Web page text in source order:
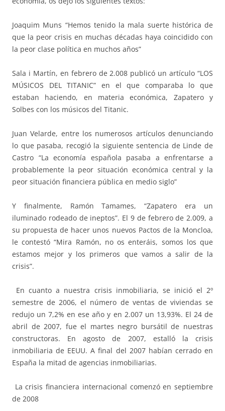
Joaquim Muns “Hemos tenido la mala suerte histórica de
que la peor crisis en muchas décadas haya coincidido con
la peor clase política en muchos años”
Sala i Martín, en febrero de 2.008 publicó un artículo “LOS
MÚSICOS DEL TITANIC” en el que comparaba lo que
estaban haciendo, en materia económica, Zapatero y
Solbes con los músicos del Titanic.
Juan Velarde, entre los numerosos artículos denunciando
lo que pasaba, recogió la siguiente sentencia de Linde de
Castro “La economía española pasaba a enfrentarse a
probablemente la peor situación económica central y la
peor situación financiera pública en medio siglo”
Y finalmente, Ramón Tamames, “Zapatero era un
iluminado rodeado de ineptos”. El 9 de febrero de 2.009, a
su propuesta de hacer unos nuevos Pactos de la Moncloa,
le contestó “Mira Ramón, no os enteráis, somos los que
estamos mejor y los primeros que vamos a salir de la
crisis”.
En cuanto a nuestra crisis inmobiliaria, se inició el 2º
semestre de 2006, el número de ventas de viviendas se
redujo un 7,2% en ese año y en 2.007 un 13,93%. El 24 de
abril de 2007, fue el martes negro bursátil de nuestras
constructoras. En agosto de 2007, estalló la crisis
inmobiliaria de EEUU. A final del 2007 habían cerrado en
España la mitad de agencias inmobiliarias.
La crisis financiera internacional comenzó en septiembre
de 2008